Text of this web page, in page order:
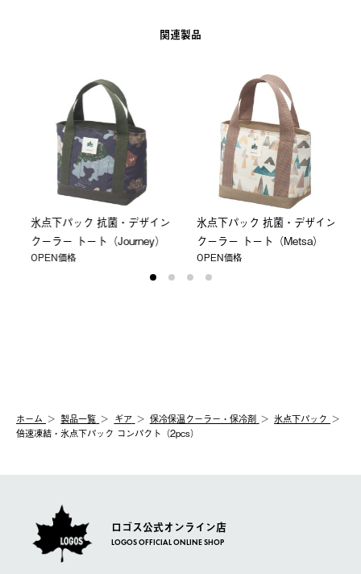
関連製品
氷点下パック 抗菌・デザイン
クーラー トート（Journey）
OPEN価格
氷点下パック 抗菌・デザイン
クーラー トート（Metsa）
OPEN価格
ホーム 製品⼀覧 ギア 保冷保温クーラー・保冷剤
氷点下パック
倍速凍結・氷点下パック コンパクト（2pcs）
ロゴス公式オンライン店
LOGOS OFFICIAL ONLINE SHOP